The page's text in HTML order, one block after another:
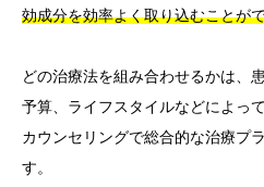
効成分を効率よく取り込むことが
どの治療法を組み合わせるかは、
予算、ライフスタイルなどによっ
カウンセリングで総合的な治療プ
す。